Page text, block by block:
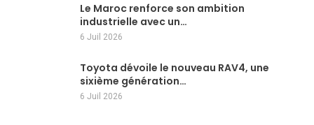
Le Maroc renforce son ambition
industrielle avec un…
6 Juil 2026
Toyota dévoile le nouveau RAV4, une
sixième génération…
6 Juil 2026